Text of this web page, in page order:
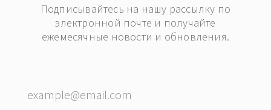
Подписывайтесь на нашу рассылку по
электронной почте и получайте
ежемесячные новости и обновления.